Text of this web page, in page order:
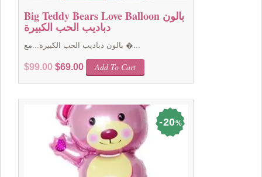
Big Teddy Bears Love Balloon بالون
دباديب الحب الكبيرة
بالون دباديب الحب الكبيرة...مع �...
$99.00 Original
$99.00.
$69.00Current
price
$69.00.
Add To Cart
20%